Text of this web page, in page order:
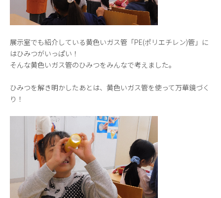
展示室でも紹介している黄色いガス管「PE(ポリエチレン)管」に
はひみつがいっぱい！
そんな黄色いガス管のひみつをみんなで考えました。
ひみつを解き明かしたあとは、黄色いガス管を使って万華鏡づく
り！